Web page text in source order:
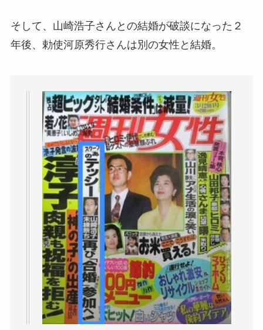
そして、山崎浩子さんとの結婚が破談になった２
年後、勅使河原秀行さんは別の女性と結婚。